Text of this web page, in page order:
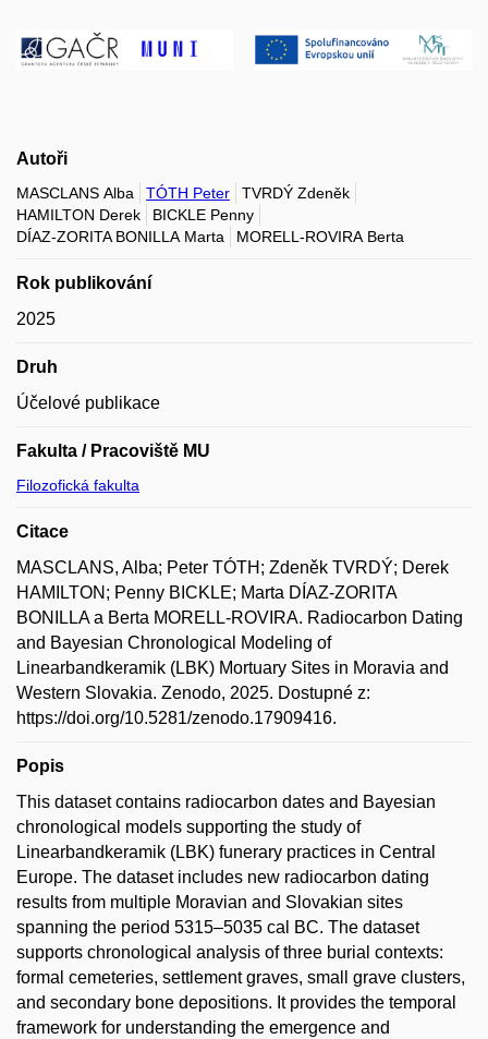
Autoři
MASCLANS Alba TÓTH Peter
TVRDÝ Zdeněk
HAMILTON Derek
BICKLE Penny
DÍAZ-ZORITA BONILLA Marta
MORELL-ROVIRA Berta
Rok publikování
2025
Druh
Účelové publikace
Fakulta / Pracoviště MU
Filozofická fakulta
Citace
MASCLANS, Alba; Peter TÓTH; Zdeněk TVRDÝ; Derek
HAMILTON; Penny BICKLE; Marta DÍAZ-ZORITA
BONILLA a Berta MORELL-ROVIRA. Radiocarbon Dating
and Bayesian Chronological Modeling of
Linearbandkeramik (LBK) Mortuary Sites in Moravia and
Western Slovakia. Zenodo, 2025. Dostupné z:
https://doi.org/10.5281/zenodo.17909416.
Popis
This dataset contains radiocarbon dates and Bayesian
chronological models supporting the study of
Linearbandkeramik (LBK) funerary practices in Central
Europe. The dataset includes new radiocarbon dating
results from multiple Moravian and Slovakian sites
spanning the period 5315–5035 cal BC. The dataset
supports chronological analysis of three burial contexts:
formal cemeteries, settlement graves, small grave clusters,
and secondary bone depositions. It provides the temporal
framework for understanding the emergence and